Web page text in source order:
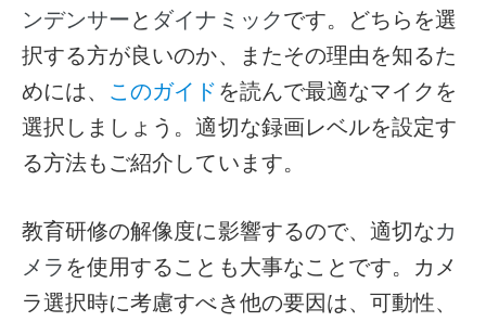
ンデンサーと ダイナミックです。どちらを選
択する方が良いのか、またその理由を知るた
めには、 このガイドを読んで最適なマイクを
選択しましょう。適切な録画レベルを設定す
る方法もご紹介しています。
教育研修の解像度に影響するので、適切なカ
メラ を使用することも大事なことです。カメ
ラ選択時に考慮すべき他の要因は、可動性、